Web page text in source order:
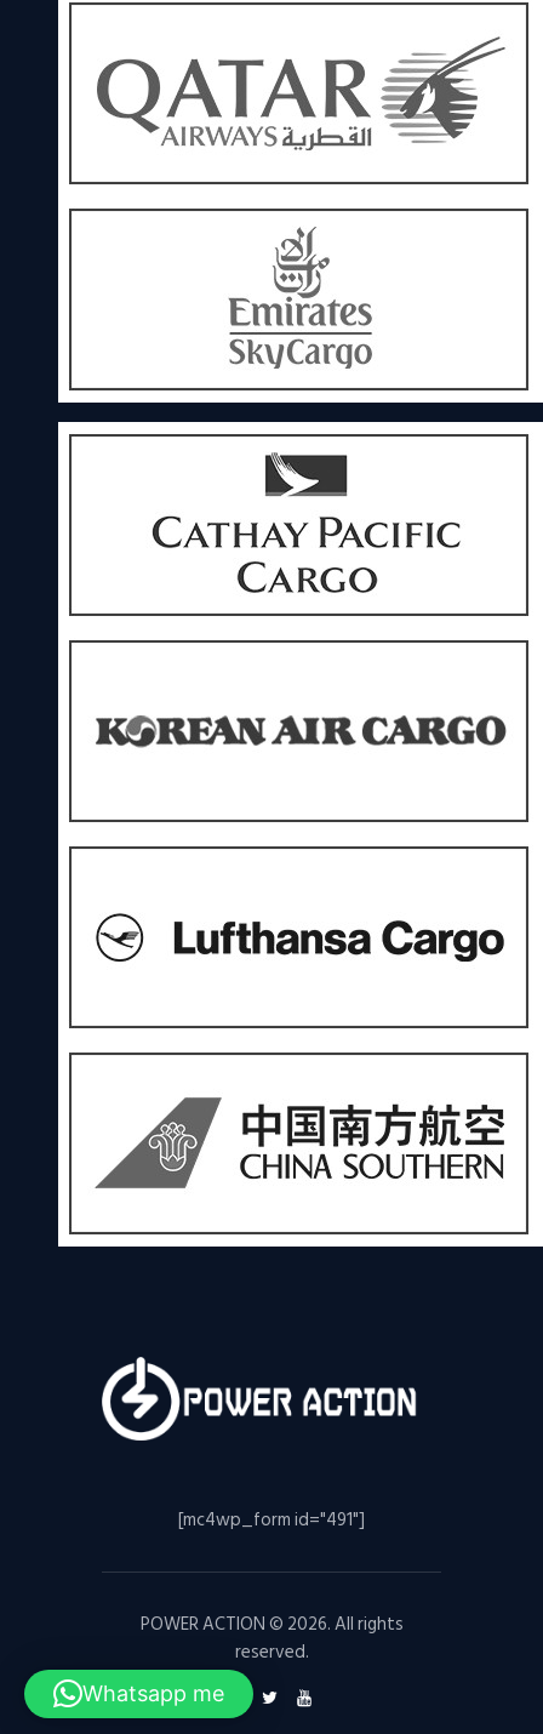
[mc4wp_form id="491"]
POWER ACTION © 2026. All rights
reserved.
Whatsapp me